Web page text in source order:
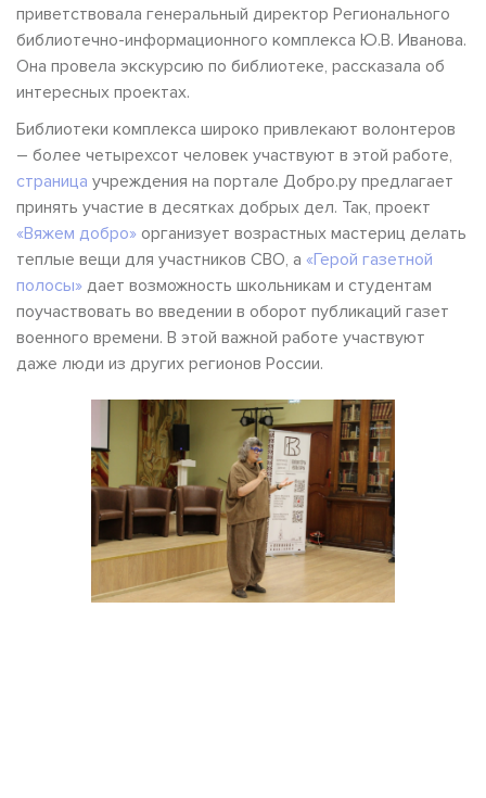
приветствовала генеральный директор Регионального
библиотечно-информационного комплекса Ю.В. Иванова.
Она провела экскурсию по библиотеке, рассказала об
интересных проектах.
Библиотеки комплекса широко привлекают волонтеров
– более четырехсот человек участвуют в этой работе,
страница учреждения на портале Добро.ру предлагает
принять участие в десятках добрых дел. Так, проект
«Вяжем добро» организует возрастных мастериц делать
теплые вещи для участников СВО, а «Герой газетной
полосы» дает возможность школьникам и студентам
поучаствовать во введении в оборот публикаций газет
военного времени. В этой важной работе участвуют
даже люди из других регионов России.